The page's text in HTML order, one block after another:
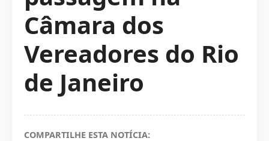
Câmara dos
Vereadores do Rio
de Janeiro
COMPARTILHE ESTA NOTÍCIA: